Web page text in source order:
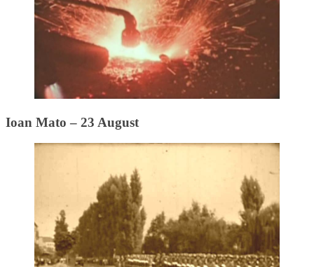
Ioan Mato – 23 August